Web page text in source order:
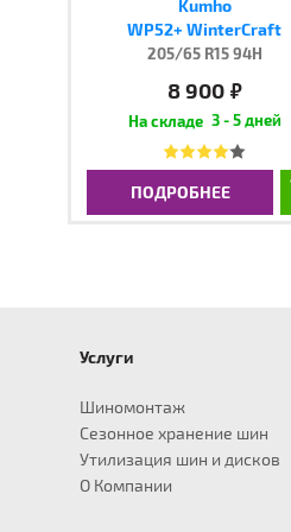
Kumho
WP52+ WinterCraft
205/65 R15 94H
8 900 руб.
3 - 5 дней
ПОДРОБНЕЕ
Услуги
Шиномонтаж
Сезонное хранение шин
Утилизация шин и дисков
О Компании
X1
X3
X4
X5
FX
G